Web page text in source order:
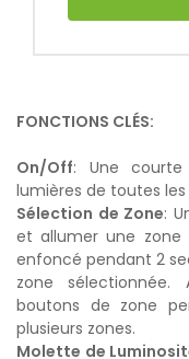
FONCTIONS CLÉS:
On/Off: Une
lumières de toutes les
Sélection de Zone:
et allumer une zone
enfoncé pendant 2
zone sélectionnée.
boutons de zone
plusieurs zones.
Molette de